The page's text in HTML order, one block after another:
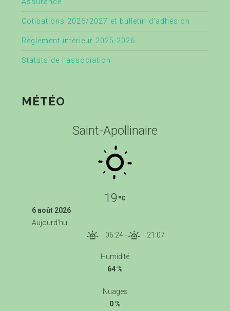
Assurance
Cotisations 2026/2027 et bulletin d’adhésion
Règlement intérieur 2025-2026
Statuts de l’association
MÉTÉO
Saint-Apollinaire
19
6 août 2026
Aujourd'hui
06:24- 21:07
Humidité
64 %
Nuages
0 %